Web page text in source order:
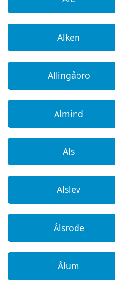
Alken
Allingåbro
Almind
Als
Alslev
Ålsrode
Ålum